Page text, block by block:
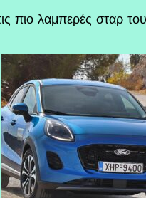
πιο λαμπερές σταρ